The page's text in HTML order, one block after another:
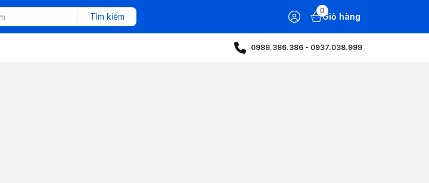
Tìm kiếm
0
Giỏ hàng
0989.386.386 - 0937.038.999